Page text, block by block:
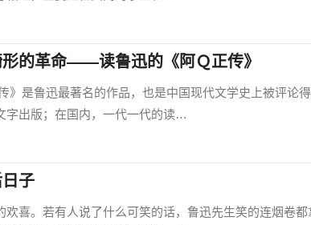
形的革命——读鲁迅的《阿Ｑ正传》
鲁迅最著名的作品，也是中国现代文学史上被评论得
字出版；在国内，一代一代的读…
子
喜。若有人说了什么可笑的话，鲁迅先生笑的连烟卷都